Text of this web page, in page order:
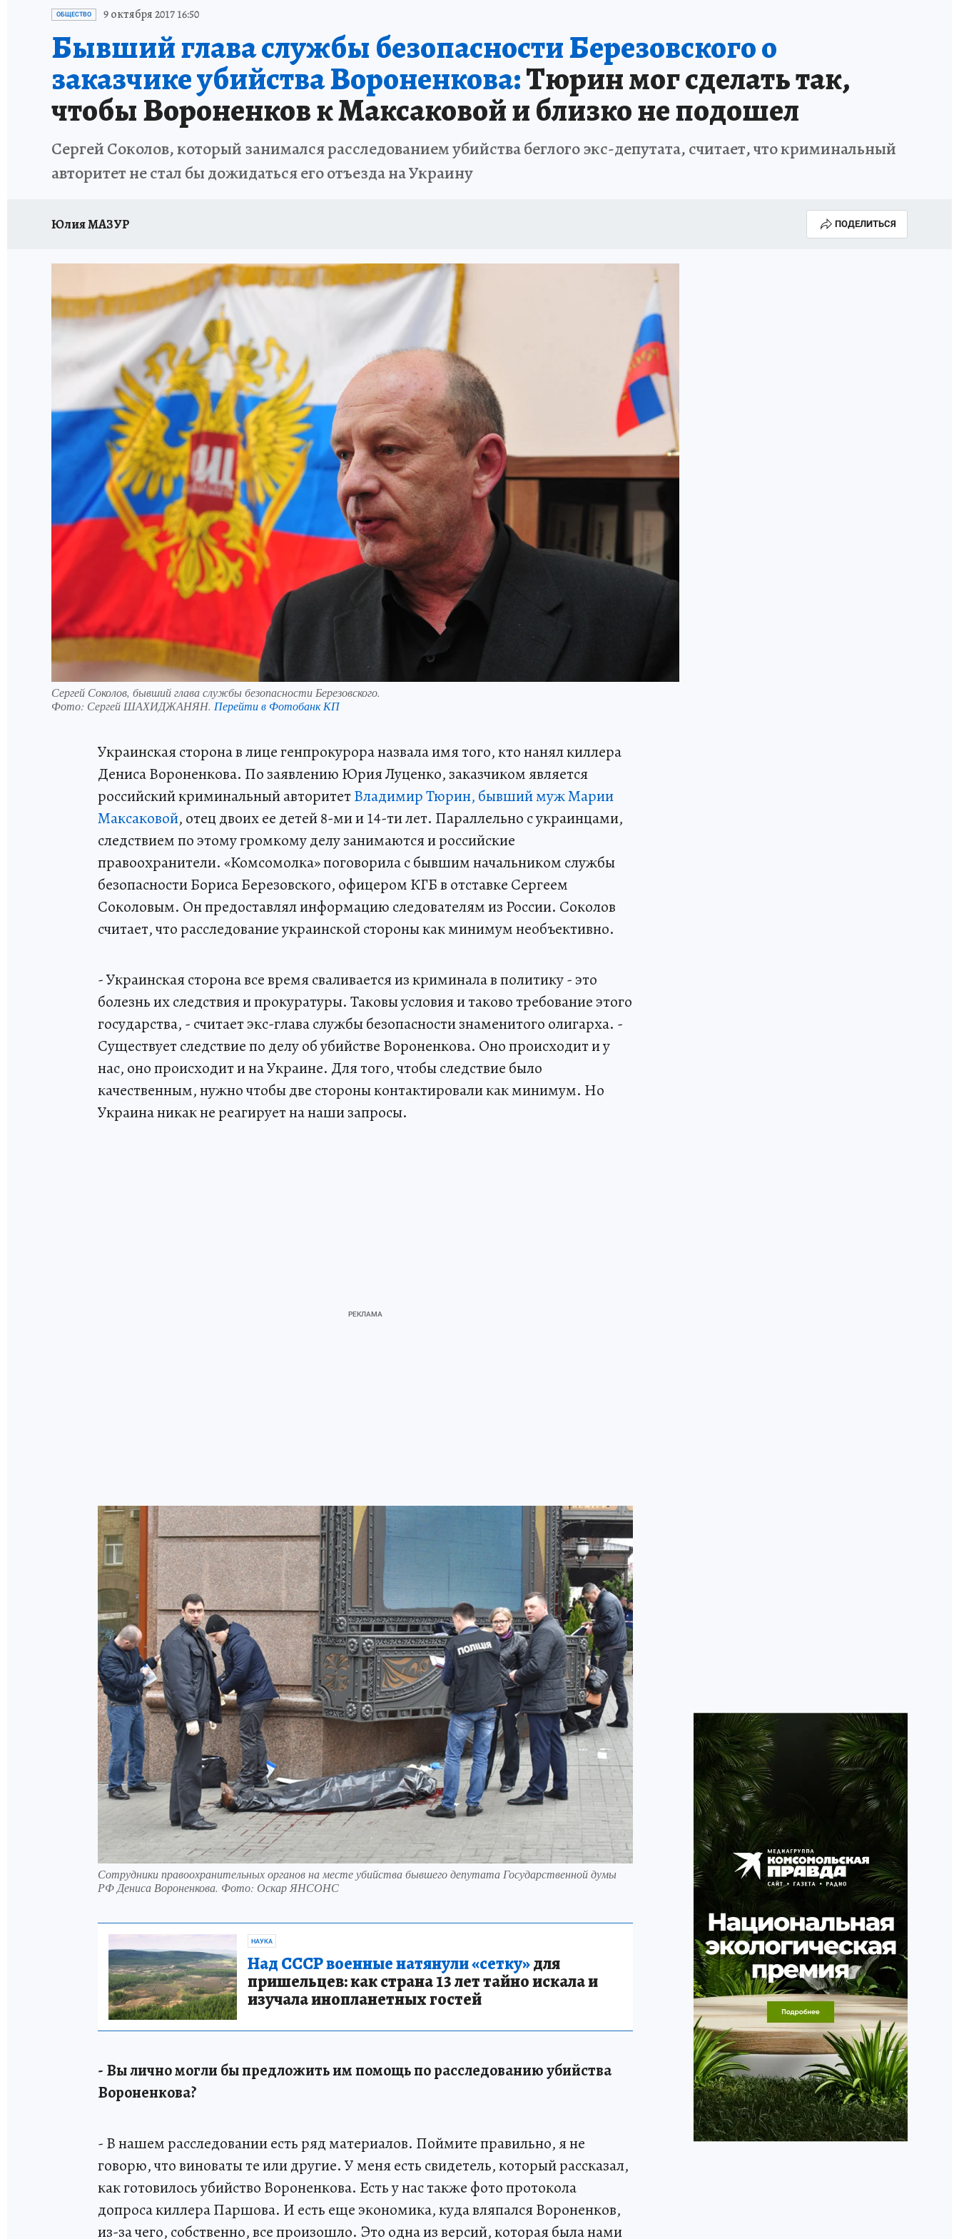
ИСПЫТАНО НА СЕБЕ
ОБЩЕСТВО 9 октября 2017 16:50
Бывший глава службы безопасности Березовского о
заказчике убийства Вороненкова:Тюрин мог сделать так,
чтобы Вороненков к Максаковой и близко не подошел
Сергей Соколов, который занимался расследованием убийства беглого экс-депутата, считает, что криминальный
авторитет не стал бы дожидаться его отъезда на Украину
Юлия МАЗУР ПОДЕЛИТЬСЯ
Сергей Соколов, бывший глава службы безопасности Березовского.
Фото: Сергей ШАХИДЖАНЯН. Перейти в Фотобанк КП
Украинская сторона в лице генпрокурора назвала имя того, кто нанял киллера
Дениса Вороненкова. По заявлению Юрия Луценко, заказчиком является
российский криминальный авторитетВладимир Тюрин, бывший муж Марии
Максаковой, отец двоих ее детей 8-ми и 14-ти лет. Параллельно с украинцами,
следствием по этому громкому делу занимаются и российские
правоохранители. «Комсомолка» поговорила с бывшим начальником службы
безопасности Бориса Березовского, офицером КГБ в отставке Сергеем
Соколовым. Он предоставлял информацию следователям из России. Соколов
считает, что расследование украинской стороны как минимум необъективно.
- Украинская сторона все время сваливается из криминала в политику - это
болезнь их следствия и прокуратуры. Таковы условия и таково требование этого
государства, - считает экс-глава службы безопасности знаменитого олигарха. -
Существует следствие по делу об убийстве Вороненкова. Оно происходит и у
нас, оно происходит и на Украине. Для того, чтобы следствие было
качественным, нужно чтобы две стороны контактировали как минимум. Но
Украина никак не реагирует на наши запросы.
Сотрудники правоохранительных органов на месте убийства бывшего депутата Государственной думы
РФ Дениса Вороненкова. Фото: Оскар ЯНСОНС
НАУКА
Над СССР военные натянули «сетку»для
пришельцев: как страна 13 лет тайно искала и
изучала инопланетных гостей
- Вы лично могли бы предложить им помощь по расследованию убийства
Вороненкова?
- В нашем расследовании есть ряд материалов. Поймите правильно, я не
говорю, что виноваты те или другие. У меня есть свидетель, который рассказал,
как готовилось убийство Вороненкова. Есть у нас также фото протокола
допроса киллера Паршова. И есть еще экономика, куда вляпался Вороненков,
из-за чего, собственно, все произошло. Это одна из версий, которая была нами